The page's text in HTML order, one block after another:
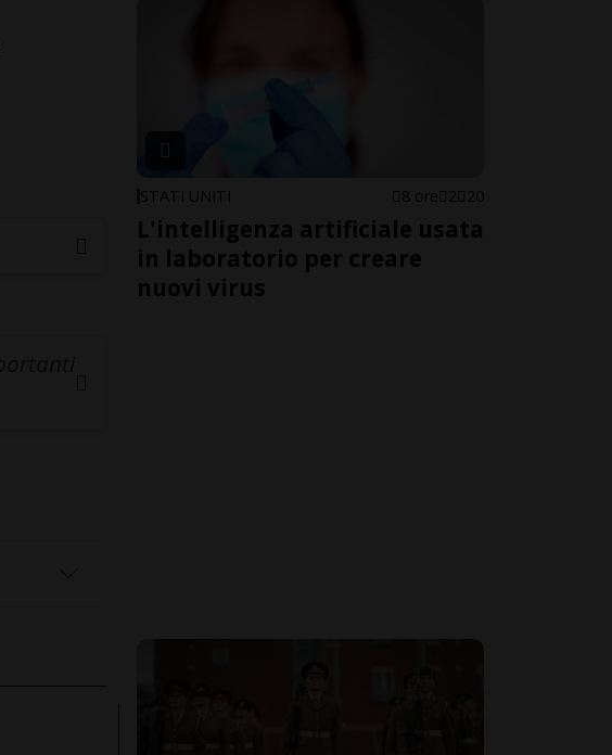
STATI UNITI 8 ore 2 20
L'intelligenza artificiale usata
in laboratorio per creare
nuovi virus